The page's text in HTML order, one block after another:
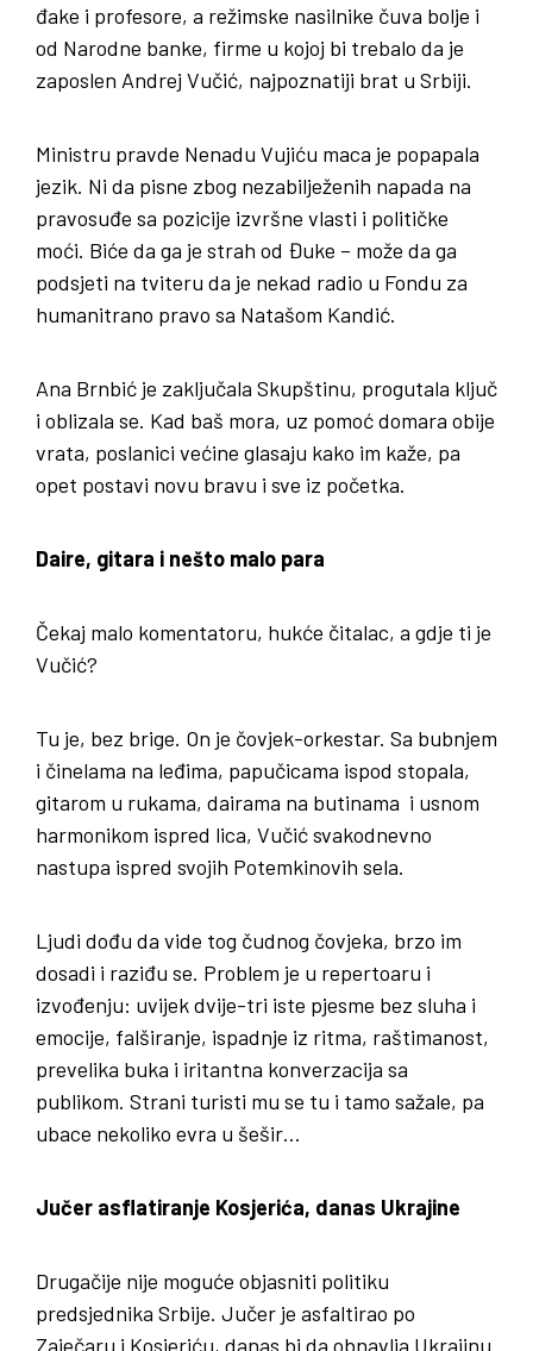
đake i profesore, a režimske nasilnike čuva bolje i
od Narodne banke, firme u kojoj bi trebalo da je
zaposlen Andrej Vučić, najpoznatiji brat u Srbiji.
Ministru pravde Nenadu Vujiću maca je popapala
jezik. Ni da pisne zbog nezabilježenih napada na
pravosuđe sa pozicije izvršne vlasti i političke
moći. Biće da ga je strah od Đuke – može da ga
podsjeti na tviteru da je nekad radio u Fondu za
humanitrano pravo sa Natašom Kandić.
Ana Brnbić je zaključala Skupštinu, progutala ključ
i oblizala se. Kad baš mora, uz pomoć domara obije
vrata, poslanici većine glasaju kako im kaže, pa
opet postavi novu bravu i sve iz početka.
Daire, gitara i nešto malo para
Čekaj malo komentatoru, hukće čitalac, a gdje ti je
Vučić?
Tu je, bez brige. On je čovjek-orkestar. Sa bubnjem
i činelama na leđima, papučicama ispod stopala,
gitarom u rukama, dairama na butinama i usnom
harmonikom ispred lica, Vučić svakodnevno
nastupa ispred svojih Potemkinovih sela.
Ljudi dođu da vide tog čudnog čovjeka, brzo im
dosadi i raziđu se. Problem je u repertoaru i
izvođenju: uvijek dvije-tri iste pjesme bez sluha i
emocije, falširanje, ispadnje iz ritma, raštimanost,
prevelika buka i iritantna konverzacija sa
publikom. Strani turisti mu se tu i tamo sažale, pa
ubace nekoliko evra u šešir…
Jučer asflatiranje Kosjerića, danas Ukrajine
Drugačije nije moguće objasniti politiku
predsjednika Srbije. Jučer je asfaltirao po
Zaječaru i Kosjeriću, danas bi da obnavlja Ukrajinu.